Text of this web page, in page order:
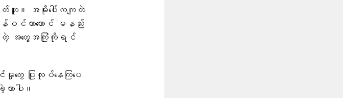
ဘူး။ အမိုးပေါ်ကကျတဲ
ြန်ဝင်တာတောင် မနည်း
အတွေ့အကြုံကိုရင်
ေ ပြုလုပ်နေကြပေ
ာပါ။